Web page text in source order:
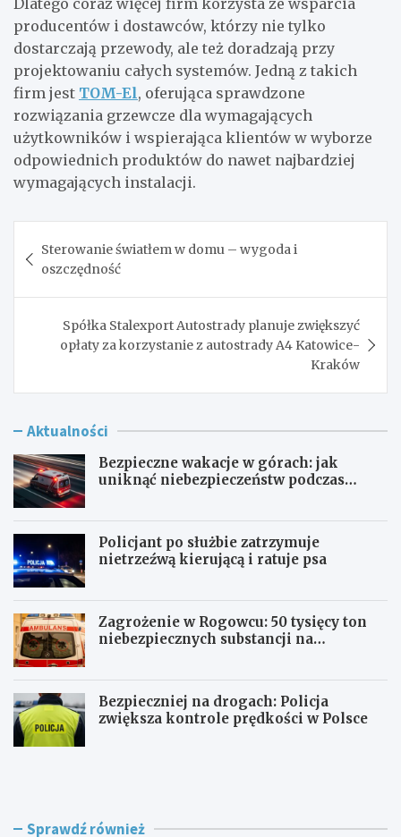
producentów i dostawców, którzy nie tylko
dostarczają przewody, ale też doradzają przy
projektowaniu całych systemów. Jedną z takich
firm jest TOM-El, oferująca sprawdzone
rozwiązania grzewcze dla wymagających
użytkowników i wspierająca klientów w wyborze
odpowiednich produktów do nawet najbardziej
wymagających instalacji.
wpisu
Sterowanie światłem w domu – wygoda i
oszczędność
Spółka Stalexport Autostrady planuje zwiększyć
opłaty za korzystanie z autostrady A4 Katowice-
Kraków
Aktualności
Bezpieczne wakacje w górach: jak
uniknąć niebezpieczeństw podczas
Policjant po służbie zatrzymuje
nietrzeźwą kierującą i ratuje psa
Zagrożenie w Rogowcu: 50 tysięcy ton
niebezpiecznych substancji na
Bezpieczniej na drogach: Policja
zwiększa kontrole prędkości w Polsce
B
e
P
j Sprawdź również